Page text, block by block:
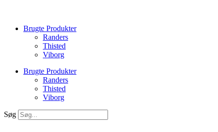
Brugte Produkter
Randers
Thisted
Viborg
Brugte Produkter
Randers
Thisted
Viborg
Søg